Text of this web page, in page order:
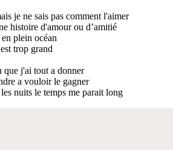
je ne sais pas comment l'aimer
histoire d'amour ou d’amitié
plein océan
trop grand
j'ai tout a donner
a vouloir le gagner
nuits le temps me parait long